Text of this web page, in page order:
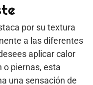
por su textura
a las diferentes
aplicar calor
o piernas, esta
una sensación de